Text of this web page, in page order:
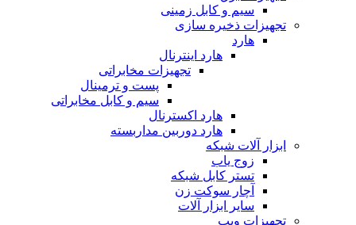
سیم و کابل زمینی
تجهیزات ذخیره سازی
هارد
هارد اینترنال
تجهیزات مخابراتی
پست و ترمینال
سیم و کابل مخابراتی
هارد اکسترنال
هارد دوربین مداربسته
ابزار آلات شبکه
زوج یاب
تستر کابل شبکه
آچار سوکت زن
سایر ابزار آلات
تجهیزات ویپ